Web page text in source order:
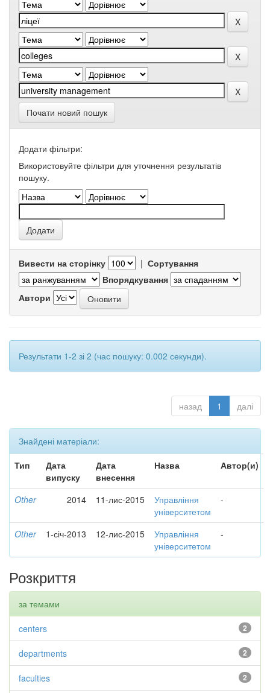
Почати новий пошук
Додати фільтри:
Використовуйте фільтри для уточнення результатів
пошуку.
Вивести на сторінку | Сортування
Впорядкування
Автори
Результати 1-2 зі 2 (час пошуку: 0.002 секунди).
назад 1 далі
Знайдені матеріали:
Тип
Дата
випуску
Дата
внесення
Назва Автор(и)
Other 2014 11-лис-2015
Управління
університетом
-
Other 1-січ-2013 12-лис-2015
Управління
університетом
-
Розкриття
за темами
2
centers
2
departments
2
faculties